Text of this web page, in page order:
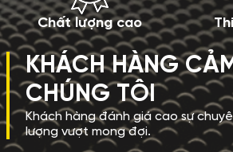
Chất lượng cao
KHÁCH HÀNG
CHÚNG TÔI
Khách hàng đánh giá cao sự
lượng vượt mong đợi.